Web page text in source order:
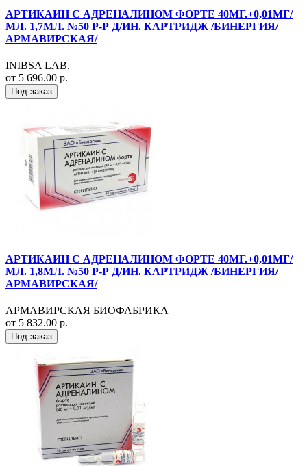
АРТИКАИН С АДРЕНАЛИНОМ ФОРТЕ 40МГ.+0,01МГ/
МЛ. 1,7МЛ. №50 Р-Р Д/ИН. КАРТРИДЖ /БИНЕРГИЯ/
АРМАВИРСКАЯ/
INIBSA LAB.
от 5 696.00 р.
Под заказ
АРТИКАИН С АДРЕНАЛИНОМ ФОРТЕ 40МГ.+0,01МГ/
МЛ. 1,8МЛ. №50 Р-Р Д/ИН. КАРТРИДЖ /БИНЕРГИЯ/
АРМАВИРСКАЯ/
АРМАВИРСКАЯ БИОФАБРИКА
от 5 832.00 р.
Под заказ